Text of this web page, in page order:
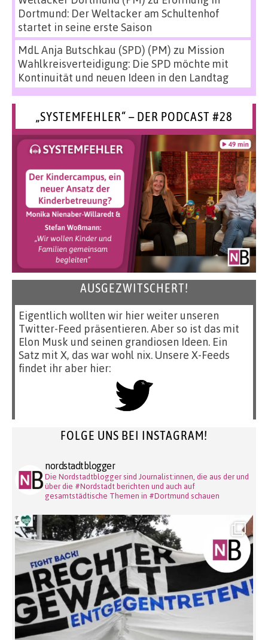
Dortmund: Der Weltacker am Schultenhof
startet in seine erste Saison
MdL Anja Butschkau (SPD) (PM) zu Mission
Wahlkreisverteidigung: Die SPD möchte mit
Kontinuität und neuen Ideen in den Landtag
„SYSTEMFEHLER“ – DER PODCAST #28
AUSGEZWITSCHERT!
Eigentlich wollten wir hier weiter unseren
Twitter-Feed präsentieren. Aber so ist das mit
Elon Musk und seinen grandiosen Ideen. Ein
Satz mit X, das war wohl nix. Unsere X-Feeds
findet ihr aber hier:
FOLGE UNS BEI INSTAGRAM!
nordstadtblogger
Die Nordstadtblogger sind Journalist:innen, die aus der und
über die #Nordstadt berichten und auch auf
gesamtstädtische Themen in #Dortmund schauen